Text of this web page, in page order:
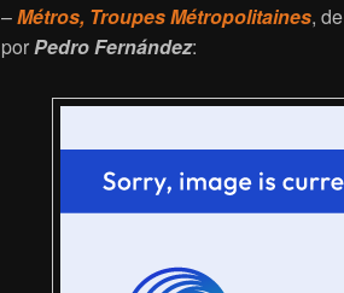
–Métros, Troupes Métropolitaines, de
porPedro Fernández: